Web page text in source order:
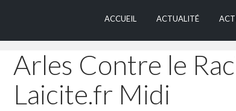
ACCUEIL
ACTUALITÉ
Arles Contre le
Laicite.fr Midi